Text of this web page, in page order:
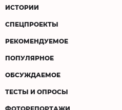
ИСТОРИИ
СПЕЦПРОЕКТЫ
РЕКОМЕНДУЕМОЕ
ПОПУЛЯРНОЕ
ОБСУЖДАЕМОЕ
ТЕСТЫ И ОПРОСЫ